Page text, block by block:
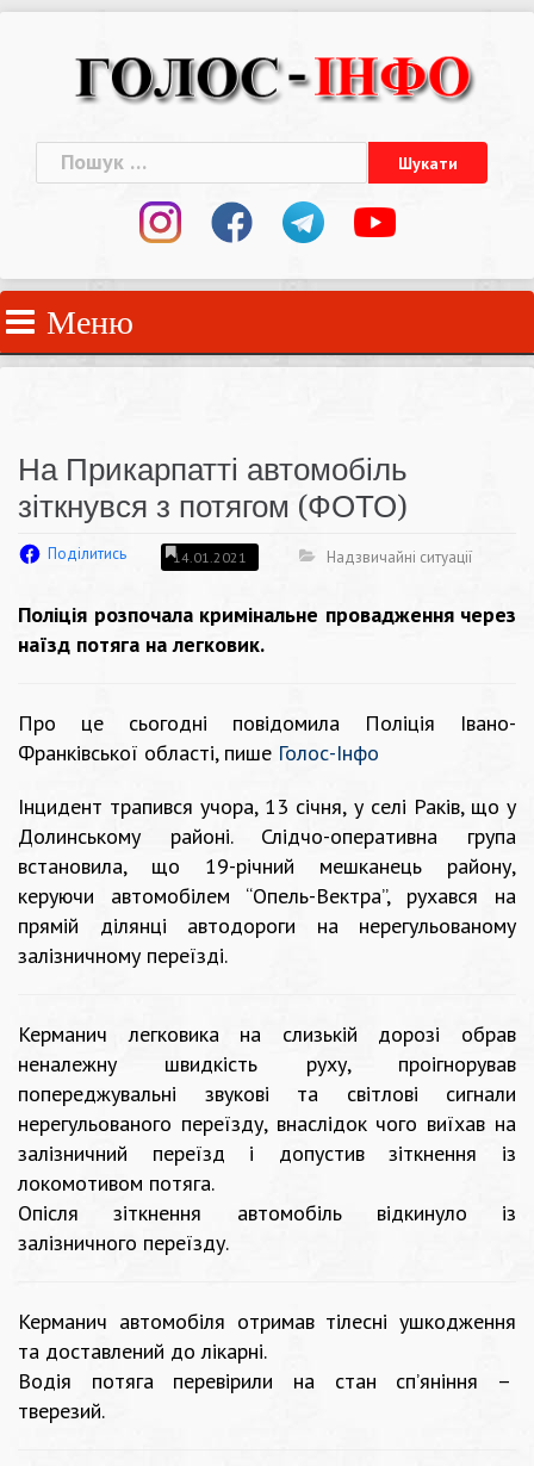
Пошук:
Меню
На Прикарпатті автомобіль
зіткнувся з потягом (ФОТО)
Поділитись 14.01.2021 Надзвичайні ситуації
Поліція розпочала кримінальне провадження через
наїзд потяга на легковик.
Про це сьогодні повідомила Поліція Івано-
Франківської області, пише Голос-Інфо
Інцидент трапився учора, 13 січня, у селі Раків, що у
Долинському районі. Слідчо-оперативна група
встановила, що 19-річний мешканець району,
керуючи автомобілем “Опель-Вектра”, рухався на
прямій ділянці автодороги на нерегульованому
залізничному переїзді.
Керманич легковика на слизькій дорозі обрав
неналежну швидкість руху, проігнорував
попереджувальні звукові та світлові сигнали
нерегульованого переїзду, внаслідок чого виїхав на
залізничний переїзд і допустив зіткнення із
локомотивом потяга.
Опісля зіткнення автомобіль відкинуло із
залізничного переїзду.
Керманич автомобіля отримав тілесні ушкодження
та доставлений до лікарні.
Водія потяга перевірили на стан сп’яніння –
тверезий.